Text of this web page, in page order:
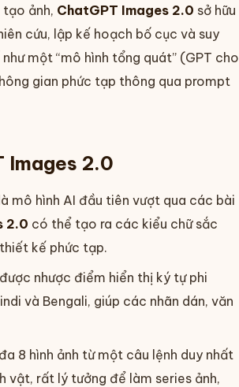
ảnh, ChatGPT Images 2.0 sở hữu
cứu, lập kế hoạch bố cục và suy
một “mô hình tổng quát” (GPT cho
gian phức tạp thông qua prompt
Images 2.0
mô hình AI đầu tiên vượt qua các bài
2.0 có thể tạo ra các kiểu chữ sắc
kế phức tạp.
nhược điểm hiển thị ký tự phi
và Bengali, giúp các nhãn dán, văn
8 hình ảnh từ một câu lệnh duy nhất
vật, rất lý tưởng để làm series ảnh,